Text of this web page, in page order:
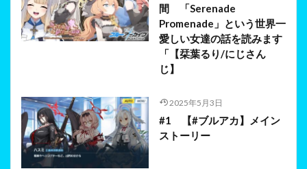
間 「Serenade
Promenade」という世界一
愛しい女達の話を読みます
「【栞葉るり/にじさん
じ】
2025年5月3日
#1 【#ブルアカ】メイン
ストーリー